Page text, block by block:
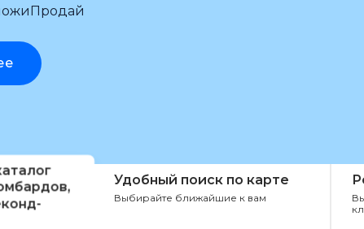
Удобный поиск по карте
Выбирайте ближайшие к вам